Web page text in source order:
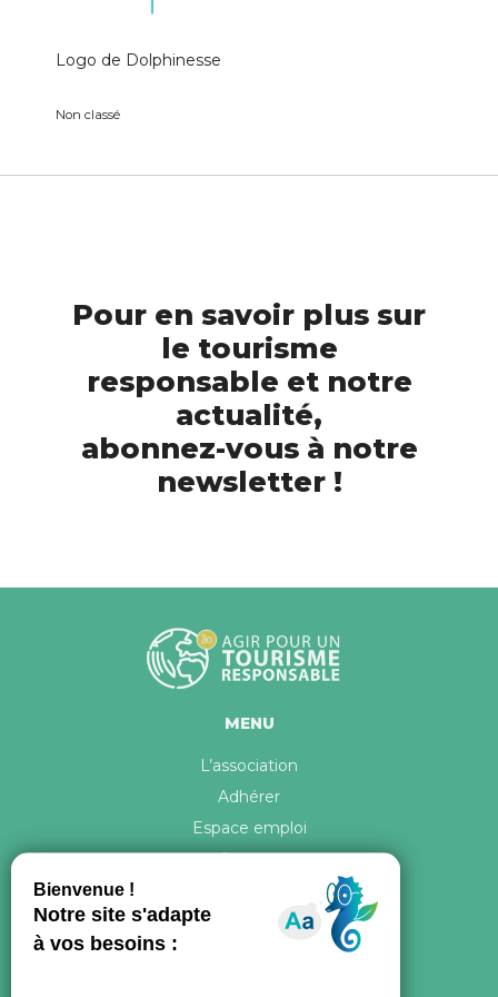
Logo de Dolphinesse
Non classé
Pour en savoir plus sur
le tourisme
responsable et notre
actualité,
abonnez-vous à notre
newsletter !
MENU
L’association
Adhérer
Espace emploi
Contact